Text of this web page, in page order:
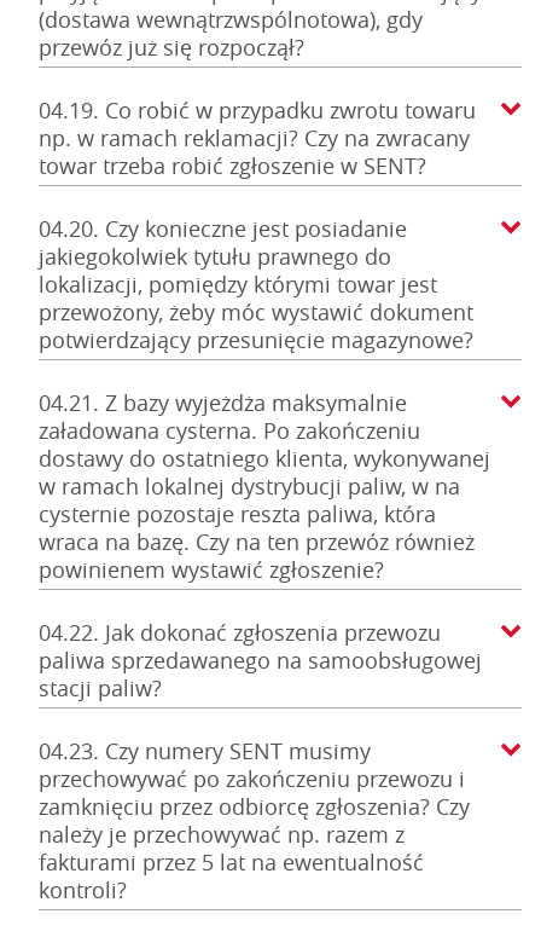
(dostawa wewnątrzwspólnotowa), gdy
przewóz już się rozpoczął?
04.19. Co robić w przypadku zwrotu towaru
np. w ramach reklamacji? Czy na zwracany
towar trzeba robić zgłoszenie w SENT?
04.20. Czy konieczne jest posiadanie
jakiegokolwiek tytułu prawnego do
lokalizacji, pomiędzy którymi towar jest
przewożony, żeby móc wystawić dokument
potwierdzający przesunięcie magazynowe?
04.21. Z bazy wyjeżdża maksymalnie
załadowana cysterna. Po zakończeniu
dostawy do ostatniego klienta, wykonywanej
w ramach lokalnej dystrybucji paliw, w na
cysternie pozostaje reszta paliwa, która
wraca na bazę. Czy na ten przewóz również
powinienem wystawić zgłoszenie?
04.22. Jak dokonać zgłoszenia przewozu
paliwa sprzedawanego na samoobsługowej
stacji paliw?
04.23. Czy numery SENT musimy
przechowywać po zakończeniu przewozu i
zamknięciu przez odbiorcę zgłoszenia? Czy
należy je przechowywać np. razem z
fakturami przez 5 lat na ewentualność
kontroli?